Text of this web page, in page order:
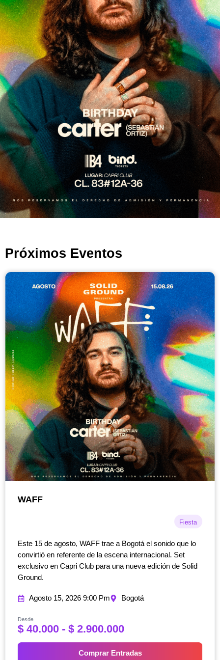
Próximos Eventos
WAFF
Fiesta
Este 15 de agosto, WAFF trae a Bogotá el sonido que lo
convirtió en referente de la escena internacional. Set
exclusivo en Capri Club para una nueva edición de Solid
Ground.
Agosto 15, 2026 9:00 Pm Bogotá
Desde
$40.000 - $2.900.000R
n
Comprar Entradas